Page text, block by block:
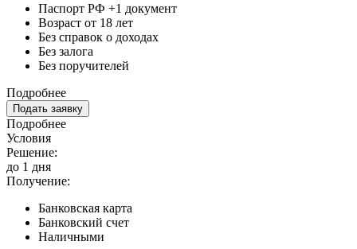
Паспорт РФ +1 документ
Возраст от 18 лет
Без справок о доходах
Без залога
Без поручителей
Подробнее
Подать заявку
Подробнее
Условия
Решение:
до 1 дня
Получение:
Банковская карта
Банковский счет
Наличными